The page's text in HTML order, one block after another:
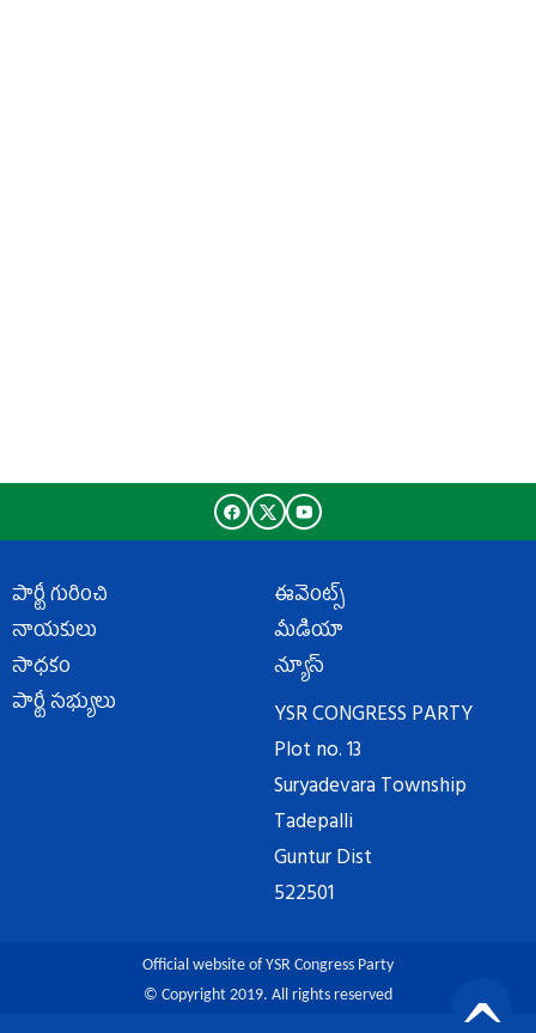
పార్టీ గురించి
నాయకులు
సాధకం
పార్టీ సభ్యులు
ఈవెంట్స్
మీడియా
న్యూస్
YSR CONGRESS PARTY
Plot no. 13
Suryadevara Township
Tadepalli
Guntur Dist
522501
Official website of YSR Congress Party
© Copyright 2019. All rights reserved